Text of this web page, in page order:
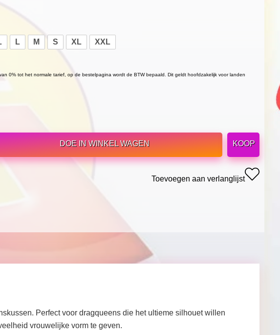
L M S XL XXL
0% tot het normale tarief, op de bestelpagina wordt de BTW bepaald. Dit geldt hoofdzakelijk voor landen
DOE IN WINKEL WAGEN
KOOP
Toevoegen aan verlanglijst
Perfect voor dragqueens die het ultieme silhouet willen
vrouwelijke vorm te geven.